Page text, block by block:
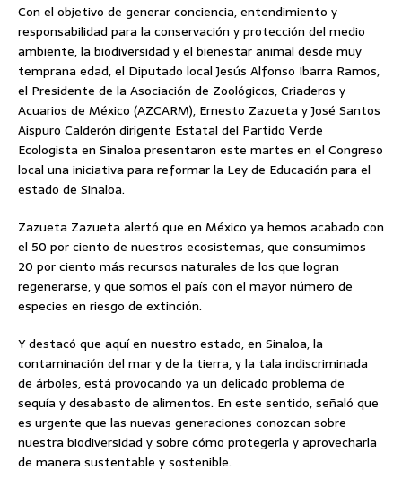
Con el objetivo de generar conciencia, entendimiento y
responsabilidad para la conservación y protección del medio
ambiente, la biodiversidad y el bienestar animal desde muy
temprana edad, el Diputado local Jesús Alfonso Ibarra Ramos,
el Presidente de la Asociación de Zoológicos, Criaderos y
Acuarios de México (AZCARM), Ernesto Zazueta y José Santos
Aispuro Calderón dirigente Estatal del Partido Verde
Ecologista en Sinaloa presentaron este martes en el Congreso
local una iniciativa para reformar la Ley de Educación para el
estado de Sinaloa.
Zazueta Zazueta alertó que en México ya hemos acabado con
el 50 por ciento de nuestros ecosistemas, que consumimos
20 por ciento más recursos naturales de los que logran
regenerarse, y que somos el país con el mayor número de
especies en riesgo de extinción.
Y destacó que aquí en nuestro estado, en Sinaloa, la
contaminación del mar y de la tierra, y la tala indiscriminada
de árboles, está provocando ya un delicado problema de
sequía y desabasto de alimentos. En este sentido, señaló que
es urgente que las nuevas generaciones conozcan sobre
nuestra biodiversidad y sobre cómo protegerla y aprovecharla
de manera sustentable y sostenible.